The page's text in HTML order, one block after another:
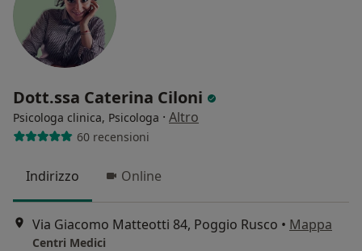
Dott.ssa Caterina Ciloni
Psicologa clinica, Psicologa · Altro
60 recensioni
Indirizzo Online
Via Giacomo Matteotti 84, Poggio Rusco • Mappa
Centri Medici